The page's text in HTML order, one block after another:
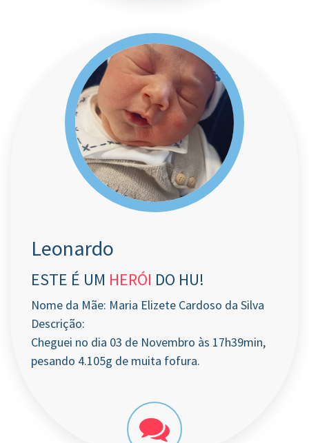
Leonardo
ESTE É UM HERÓI DO HU!
Nome da Mãe: Maria Elizete Cardoso da Silva
Descrição:
Cheguei no dia 03 de Novembro às 17h39min,
pesando 4.105g de muita fofura.